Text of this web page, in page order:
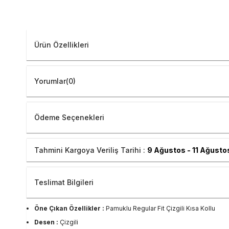
Ürün Özellikleri
Yorumlar(0)
Ödeme Seçenekleri
Tahmini Kargoya Veriliş Tarihi : 9 Ağustos - 11
Teslimat Bilgileri
Öne Çıkan Özellikler : Pamuklu Regular Fit Çizgili Kısa Kollu
Desen : Çizgili